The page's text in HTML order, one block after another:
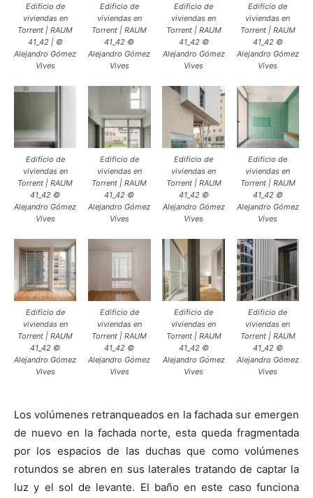
Edificio de
viviendas en
Torrent | RAUM
41_42 | ©
Alejandro Gómez
Vives
Edificio de
viviendas en
Torrent | RAUM
41_42 ©
Alejandro Gómez
Vives
Edificio de
viviendas en
Torrent | RAUM
41_42 ©
Alejandro Gómez
Vives
Edificio de
viviendas en
Torrent | RAUM
41_42 ©
Alejandro Gómez
Vives
Edificio de
viviendas en
Torrent | RAUM
41_42 ©
Alejandro Gómez
Vives
Edificio de
viviendas en
Torrent | RAUM
41_42 ©
Alejandro Gómez
Vives
Edificio de
viviendas en
Torrent | RAUM
41_42 ©
Alejandro Gómez
Vives
Edificio de
viviendas en
Torrent | RAUM
41_42 ©
Alejandro Gómez
Vives
Edificio de
viviendas en
Torrent | RAUM
41_42 ©
Alejandro Gómez
Vives
Edificio de
viviendas en
Torrent | RAUM
41_42 ©
Alejandro Gómez
Vives
Edificio de
viviendas en
Torrent | RAUM
41_42 ©
Alejandro Gómez
Vives
Edificio de
viviendas en
Torrent | RAUM
41_42 ©
Alejandro Gómez
Vives
Los volúmenes retranqueados en la fachada sur emergen
de nuevo en la fachada norte, esta queda fragmentada
por los espacios de las duchas que como volúmenes
rotundos se abren en sus laterales tratando de captar la
luz y el sol de levante. El baño en este caso funciona